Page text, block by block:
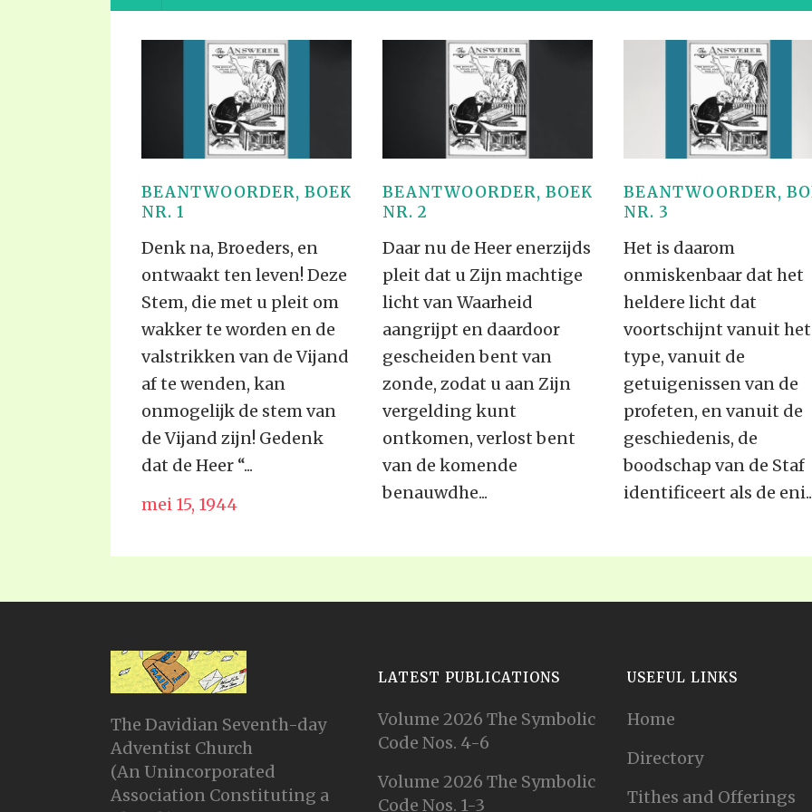
UNNUMBERED TRACTS
JEZREEL LETTERS, NOS. 1-9
SYMBOLIC CODES
SHEPHERD’S ROD STUDY CHARTS
SPIRIT OF PROPHECY
LITERATURE
SCHOOL
BEANTWOORDER, BOEK
NR. 1
Denk na, Broeders, en
ontwaakt ten leven! Deze
Stem, die met u pleit om
wakker te worden en de
valstrikken van de Vijand
af te wenden, kan
onmogelijk de stem van
de Vijand zijn! Gedenk
dat de Heer “...
mei 15, 1944
BEANTWOORDER, BOEK
NR. 2
Daar nu de Heer enerzijds
pleit dat u Zijn machtige
licht van Waarheid
aangrijpt en daardoor
gescheiden bent van
zonde, zodat u aan Zijn
vergelding kunt
ontkomen, verlost bent
van de komende
benauwdhe...
BEANTWOORDER,
NR. 3
Het is daarom
onmiskenbaar dat het
heldere licht dat
voortschijnt vanuit het
type, vanuit de
getuigenissen van de
profeten, en vanuit de
geschiedenis, de
boodschap van de Staf
identificeert als de
The Davidian Seventh-day
Adventist Church
(An Unincorporated
Association Constituting a
LATEST PUBLICATIONS
Volume 2026 The Symbolic
Code Nos. 4-6
Volume 2026 The Symbolic
Code Nos. 1-3
USEFUL LINKS
Home
Directory
Tithes and Offerings